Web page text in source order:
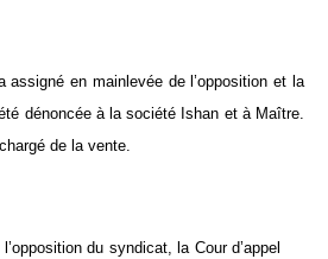
assigné en mainlevée de l’opposition et la
dénoncée à la société Ishan et à Maître.
de la vente.
du syndicat, la Cour d’appel